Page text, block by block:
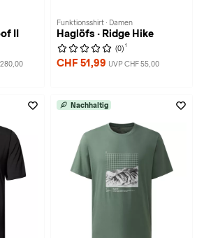
II
Funktionsshirt · Damen
Haglöfs · Ridge Hike
(0) 1
CHF 51,99 UVP CHF 55,00
Nachhaltig